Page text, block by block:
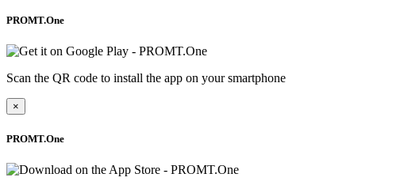
PROMT.One
Scan the QR code to install the app on your smartphone
×
PROMT.One